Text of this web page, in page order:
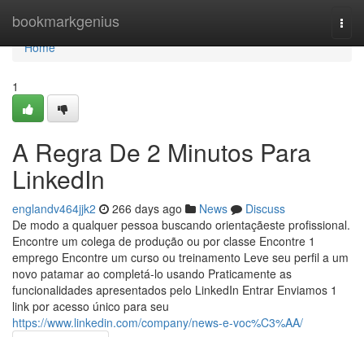
bookmarkgenius
Home
Home
1
A Regra De 2 Minutos Para
LinkedIn
englandv464jjk2 266 days ago News
Discuss
De modo a qualquer pessoa buscando orientaçãeste profissional.
Encontre um colega de produção ou por classe Encontre 1
emprego Encontre um curso ou treinamento Leve seu perfil a um
novo patamar ao completá-lo usando Praticamente as
funcionalidades apresentados pelo LinkedIn Entrar Enviamos 1
link por acesso único para seu
https://www.linkedin.com/company/news-e-voc%C3%AA/